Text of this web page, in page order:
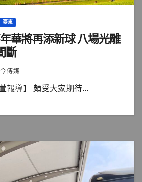
臺東
華將再添新球 八場光雕
斷
今傳媒
報導】 頗受大家期待...